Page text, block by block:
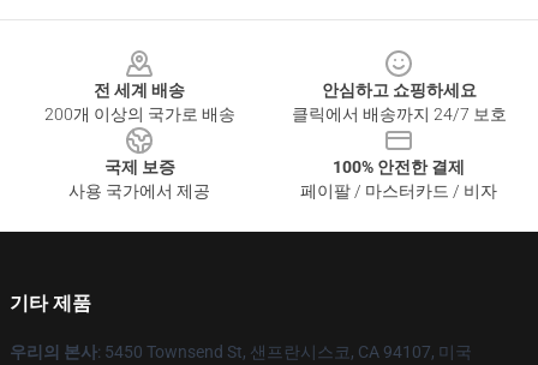
전 세계 배송
200개 이상의 국가로 배송
안심하고 쇼핑하세요
클릭에서 배송까지 24/7 보호
국제 보증
사용 국가에서 제공
100% 안전한 결제
페이팔 / 마스터카드 / 비자
기타 제품
우리의 본사: 5450 Townsend St, 샌프란시스코, CA 94107, 미국